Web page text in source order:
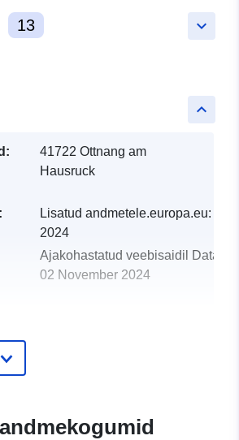
keyboard_arrow_down
13
keyboard_arrow_up
41722 Ottnang am
Hausruck
Lisatud andmetele.europa.eu:
2024
Ajakohastatud veebisaidil
02 November 2024